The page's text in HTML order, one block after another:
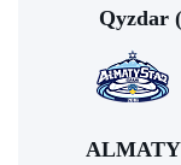
Qyzdar
ALMATY